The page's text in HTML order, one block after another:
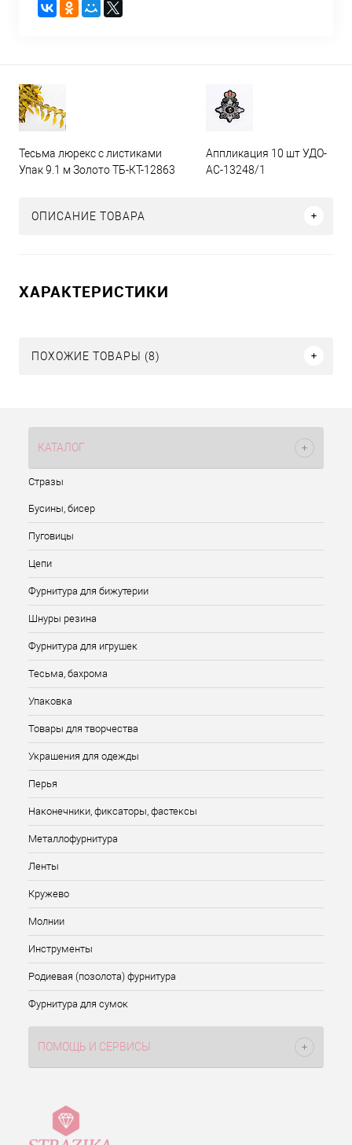
Тесьма люрекс с листиками
Упак 9.1 м Золото ТБ-КТ-12863
Аппликация 10 шт УДО-
АС-13248/1
ОПИСАНИЕ ТОВАРА
ХАРАКТЕРИСТИКИ
ПОХОЖИЕ ТОВАРЫ (8)
КАТАЛОГ
Стразы
Бусины, бисер
Пуговицы
Цепи
Фурнитура для бижутерии
Шнуры резина
Фурнитура для игрушек
Тесьма, бахрома
Упаковка
Товары для творчества
Украшения для одежды
Перья
Наконечники, фиксаторы, фастексы
Металлофурнитура
Ленты
Кружево
Молнии
Инструменты
Родиевая (позолота) фурнитура
Фурнитура для сумок
ПОМОЩЬ И СЕРВИСЫ